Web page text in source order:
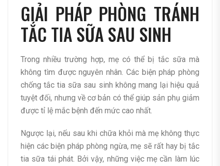
GIẢI PHÁP PHÒNG TRÁNH
TẮC TIA SỮA SAU SINH
Trong nhiều trường hợp, mẹ có thể bị tắc sữa mà
không tìm được nguyên nhân. Các biện pháp phòng
chống tắc tia sữa sau sinh không mang lại hiệu quả
tuyệt đối, nhưng về cơ bản có thể giúp sản phụ giảm
được tỉ lệ mắc bệnh đến mức cao nhất.
Ngược lại, nếu sau khi chữa khỏi mà mẹ không thực
hiện các biện pháp phòng ngừa, mẹ sẽ rất hay bị tắc
tia sữa tái phát. Bởi vậy, những việc mẹ cần làm lúc